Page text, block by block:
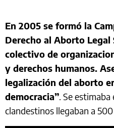
En 2005 se formó la
Derecho al Aborto
colectivo de
y derechos humanos.
legalización del aborto
democracia”. Se
clandestinos llegaban a